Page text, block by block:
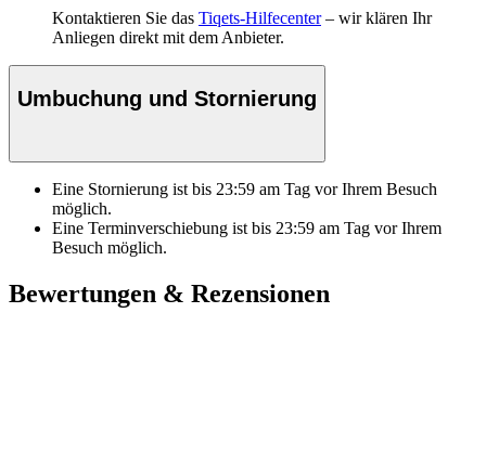
Kontaktieren Sie das Tiqets-Hilfecenter– wir klären Ihr
Anliegen direkt mit dem Anbieter.
Umbuchung und Stornierung
Eine Stornierung ist bis 23:59 am Tag vor Ihrem Besuch
möglich.
Eine Terminverschiebung ist bis 23:59 am Tag vor Ihrem
Besuch möglich.
Bewertungen & Rezensionen